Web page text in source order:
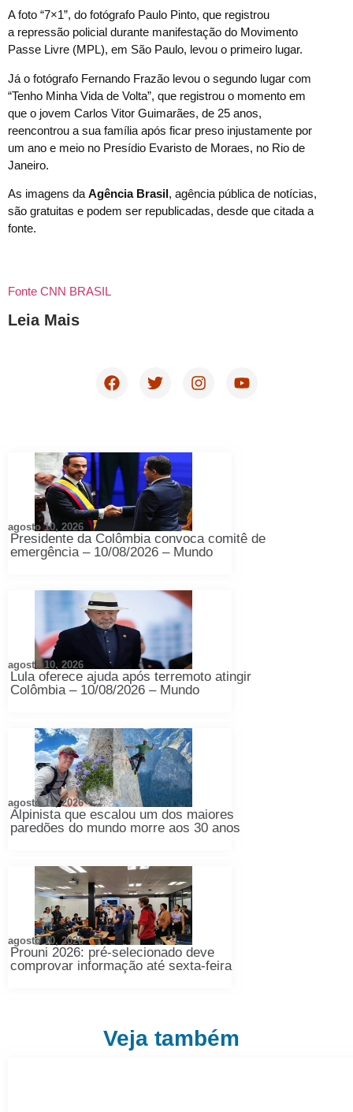
A foto “7×1”, do fotógrafo Paulo Pinto, que registrou
a repressão policial durante manifestação do Movimento
Passe Livre (MPL), em São Paulo, levou o primeiro lugar.
Já o fotógrafo Fernando Frazão levou o segundo lugar com
“Tenho Minha Vida de Volta”, que registrou o momento em
que o jovem Carlos Vitor Guimarães, de 25 anos,
reencontrou a sua família após ficar preso injustamente por
um ano e meio no Presídio Evaristo de Moraes, no Rio de
Janeiro.
As imagens da Agência Brasil, agência pública de notícias,
são gratuitas e podem ser republicadas, desde que citada a
fonte.
Fonte CNN BRASIL
Leia Mais
Presidente da Colômbia convoca comitê de
emergência – 10/08/2026 – Mundo
agosto 10, 2026
Lula oferece ajuda após terremoto atingir
Colômbia – 10/08/2026 – Mundo
agosto 10, 2026
Alpinista que escalou um dos maiores
paredões do mundo morre aos 30 anos
agosto 10, 2026
Prouni 2026: pré-selecionado deve
comprovar informação até sexta-feira
agosto 10, 2026
Veja também